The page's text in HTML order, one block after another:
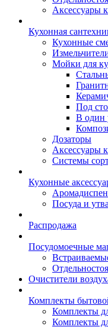
Аксессуары
Кухонная
Кухонные
Мойки для
Под
В один
Дозаторы
Аксессуары
Системы
Кухонные
Посуда и
Распродажа
Посудомоечные
Очистители
Комплекты
Комплекты
Комплекты